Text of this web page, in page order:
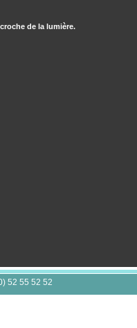
de la lumière.
52 55 52 52